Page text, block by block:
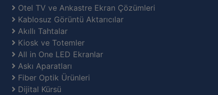
Otel TV ve Ankastre Ekran Çözümleri
Kablosuz Görüntü Aktarıcılar
Akıllı Tahtalar
Kiosk ve Totemler
All in One LED Ekranlar
Askı Aparatları
Fiber Optik Ürünleri
Dijital Kürsü